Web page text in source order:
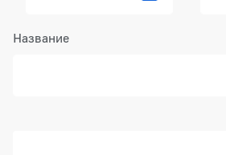
Название